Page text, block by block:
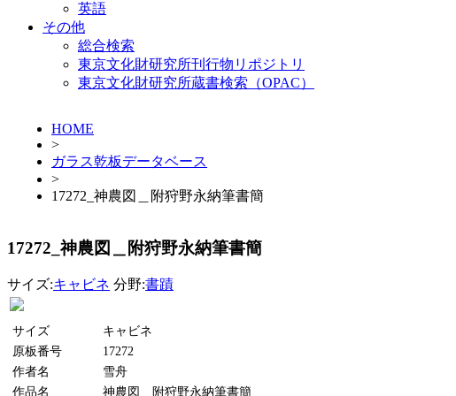
英語
その他
総合検索
東京文化財研究所刊行物リポジトリ
東京文化財研究所蔵書検索（OPAC）
HOME
>
ガラス乾板データベース
>
17272_神農図＿附狩野永納筆書簡
17272_神農図＿附狩野永納筆書簡
サイズ:キャビネ 分野:書蹟
サイズ
キャビネ
原板番号
17272
作者名
雪舟
作品名
神農図＿附狩野永納筆書簡